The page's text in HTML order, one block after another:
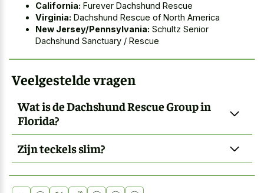
California: Furever Dachshund Rescue
Virginia: Dachshund Rescue of North America
New Jersey/Pennsylvania: Schultz Senior
Dachshund Sanctuary / Rescue
Veelgestelde vragen
Wat is de Dachshund Rescue Group in
Florida?
Zijn teckels slim?